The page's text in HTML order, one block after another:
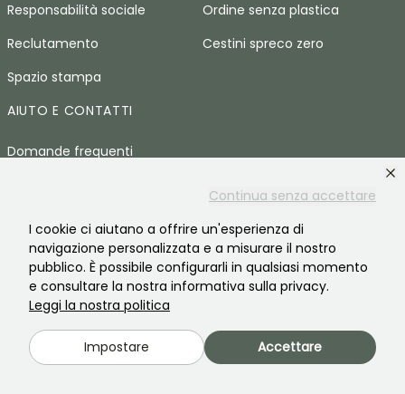
Continua senza accettare
I cookie ci aiutano a offrire un'esperienza di
navigazione personalizzata e a misurare il nostro
pubblico. È possibile configurarli in qualsiasi momento
e consultare la nostra informativa sulla privacy.
Leggi la nostra politica
Impostare Accettare
Responsabilità sociale
Reclutamento
Spazio stampa
Ordine senza plastica
Cestini spreco zero
AIUTO E CONTATTI
Domande frequenti
LINGUA
Promessedefleurs.com
Promessedefleurs.ie
Promessedefleurs.de
Promessedefleurs.es